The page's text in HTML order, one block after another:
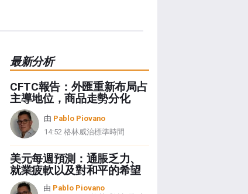
最新分析
CFTC報告：外匯重新布局占
主導地位，商品走勢分化
由 Pablo Piovano
14:52 格林威治標準時間
美元每週預測：通脹乏力、
就業疲軟以及對和平的希望
由 Pablo Piovano